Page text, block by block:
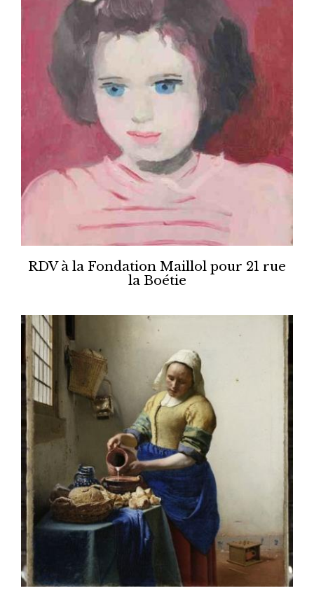
RDV à la Fondation Maillol pour 21 rue
la Boétie